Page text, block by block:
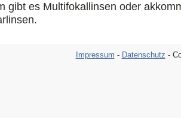
gibt es Multifokallinsen oder
Impressum - Datenschutz -